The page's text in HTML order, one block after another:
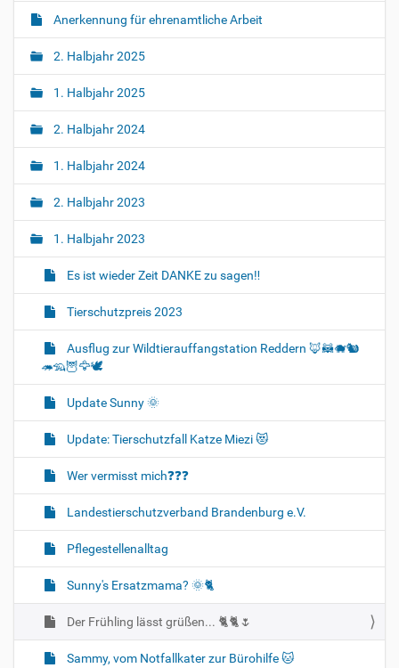
Anerkennung für ehrenamtliche Arbeit
2. Halbjahr 2025
1. Halbjahr 2025
2. Halbjahr 2024
1. Halbjahr 2024
2. Halbjahr 2023
1. Halbjahr 2023
Es ist wieder Zeit DANKE zu sagen‼️
Tierschutzpreis 2023
Ausflug zur Wildtierauffangstation Reddern 🦊🦝🐗🐿️
🦔🦡🦉🦅🕊️
Update Sunny 🌞
Update: Tierschutzfall Katze Miezi 😻
Wer vermisst mich❓❓❓
Landestierschutzverband Brandenburg e.V.
Pflegestellenalltag
Sunny's Ersatzmama? 🌞🐈
Der Frühling lässt grüßen... 🐈🐈🌷
Sammy, vom Notfallkater zur Bürohilfe 🐱